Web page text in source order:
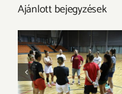
Ajánlott bejegyzések
Megkezdtük a
felkészülést az új